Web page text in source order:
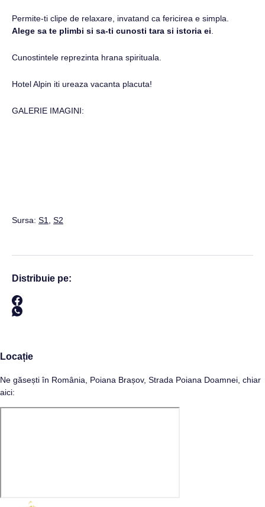
Permite-ti clipe de relaxare, invatand ca fericirea e simpla.
Alege sa te plimbi si sa-ti cunosti tara si istoria ei
Cunostintele reprezinta hrana spirituala.
Hotel Alpin iti ureaza vacanta placuta!
GALERIE IMAGINI:
Sursa: S1 S2
Distribuie pe:
Locație
Ne găsești în România, Poiana Brașov, Strada Poiana Doamnei, chiar
aici: